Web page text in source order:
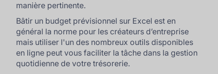
manière pertinente.
Bâtir un budget prévisionnel sur Excel est en
général la norme pour les créateurs d’entreprise
mais utiliser l'un des nombreux outils disponibles
en ligne peut vous faciliter la tâche dans la gestion
quotidienne de votre trésorerie.